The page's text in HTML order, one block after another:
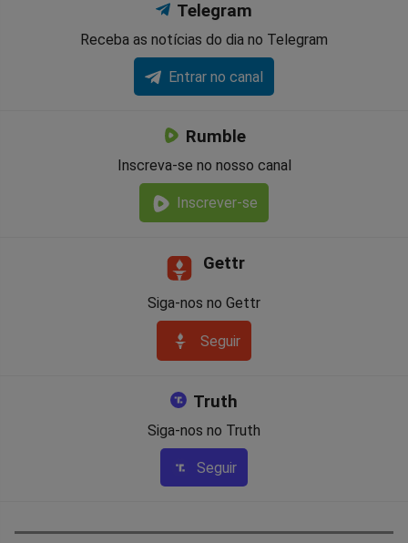
Telegram
Receba as notícias do dia no Telegram
Entrar no canal
Rumble
Inscreva-se no nosso canal
Inscrever-se
Gettr
Siga-nos no Gettr
Seguir
Truth
Siga-nos no Truth
Seguir